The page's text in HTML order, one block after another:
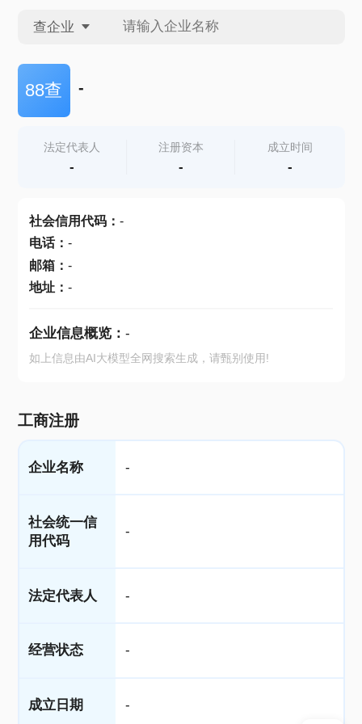
查企业
查企业
查产地
88查 -
法定代表人
-
注册资本
-
成立时间
-
社会信用代码： -
电话： -
邮箱： -
地址： -
企业信息概览： -
如上信息由AI大模型全网搜索生成，请甄别使用!
工商注册
企业名称 -
社会统一信
用代码
-
法定代表人 -
经营状态 -
成立日期 -